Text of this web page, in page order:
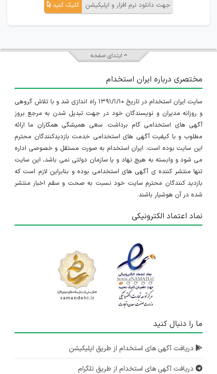
جهت دانلود نرم افزار و اپلیکیشن کلیک کنید
ابتدای صفحه
مختصری درباره ایران استخدام
سایت ایران استخدام در تاریخ ۱۳۹۱/۱/۱۰ راه اندازی شد و با تلاش گروهی
و روزانه مدیران و نویسندگان خود در جهت تبدیل شدن به مرجع بروز
آگهی های استخدامی گام برداشت. سعی همیشگی همکاران ما ارائه
مطلوب و با کیفیت آگهی های استخدامی خدمت بازدیدکنندگان محترم
این سایت بوده است. ایران استخدام به صورت مستقل و خصوصی اداره
می شود و وابسته به هیچ نهاد و یا سازمان دولتی نمی باشد، این سایت
تنها منتشر کننده ی آگهی های استخدامی بوده و بنابراین لازم است که
بازدید کنندگان محترم سایت خود نسبت به صحت و سقم اخبار منتشر
شده در آن هوشیار باشند.
نماد اعتماد الکترونیکی
ما را دنبال کنید
دریافت آگهی های استخدام از طریق اپلیکیشن
دریافت آگهی های استخدام از طریق تلگرام